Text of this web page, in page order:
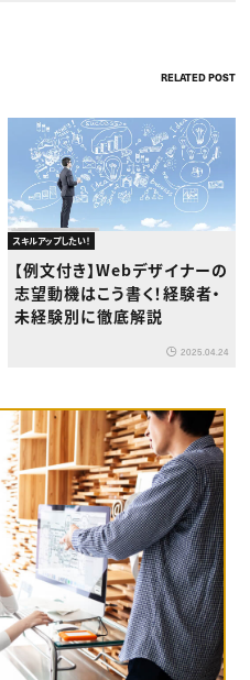
RELATED POST
スキルアップしたい！
【例文付き】Webデザイナーの
志望動機はこう書く！経験者・
未経験別に徹底解説
2025.04.24